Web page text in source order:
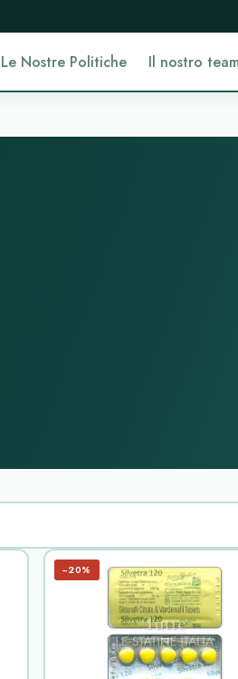
Le Nostre Politiche Il nostro
−20%